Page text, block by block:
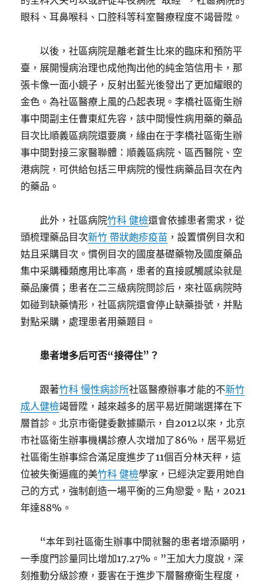
眼科、耳鼻喉科、口腔科等科室醫療程度不竭晉陞。
以後，社區病院是離老蒼生比來的臨床和預防平
臺，展開慢病治理也成他掏出他的純金箔信用卡，那
張卡像一面小鏡子，反射出藍光後發出了更加耀眼的
金色。為社區醫療上風的凸起表現。李橋社區衛生辦
事中間副主任曹東紅先容，該中間慢性病用藥的藥品
目次比順義區病院還要廣，緣由在于李橋社區衛生辦
事中間對接三家醫聯體：順義區病院、區西醫院、空
港病院，可供給包括三甲病院的慢性病藥品目次在內
的藥品。
此外，社區病院竹科 健檢還會依據患者需求，從
頭梳理藥品目次新竹 帶狀皰疹疫苗 ，設置慣例目次和
姑且采購目次。慣例目次的國度基礎藥物及國度藥品
集中采購種類應用比率高，患者的直接感觸感染就是
藥品廉價；患者在二三級病院問診后，來社區病院時
如碰到缺藥情形，社區病院還會停止缺藥掛號，并點
對點采購，處理患者用藥題目。
患者增多后可否“接得住”？
跟著竹科 慢性病診所社區醫療辦事才能的不新竹
成人健檢竭晉陞，越來越多的居平易近開端選擇在下
層首診。北京市衛健委數據顯示，自2012以來，北京
市社區衛生辦事機構診療人次增加了86%，居平易近
社區衛生辦事綜合滿足度進步了11個百分林天秤，這
位被失衡逼瘋的美竹科 健檢學家，已經決定要用她自
己的方式，強制創造一場平衡的三角戀愛。點，2021
年達88%。
“本年到社區衛生辦事中間就醫的患者增添顯明，
一季度門診量同比增加17.27%。”王加大力度說，深
刻推動分級診療，要害在于進步下層醫療衛生程度，